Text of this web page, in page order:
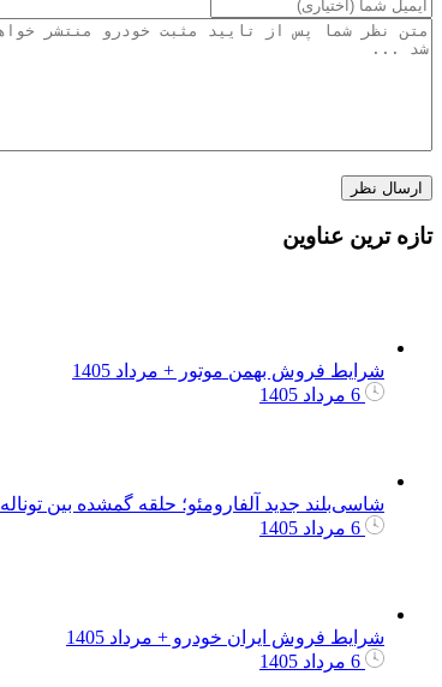
تازه ترین عناوین
شرایط فروش بهمن موتور + مرداد 1405
شاسی‌بلند جدید آلفارومئو؛ حلقه گمشده بین
شرایط فروش ایران خودرو + مرداد 1405